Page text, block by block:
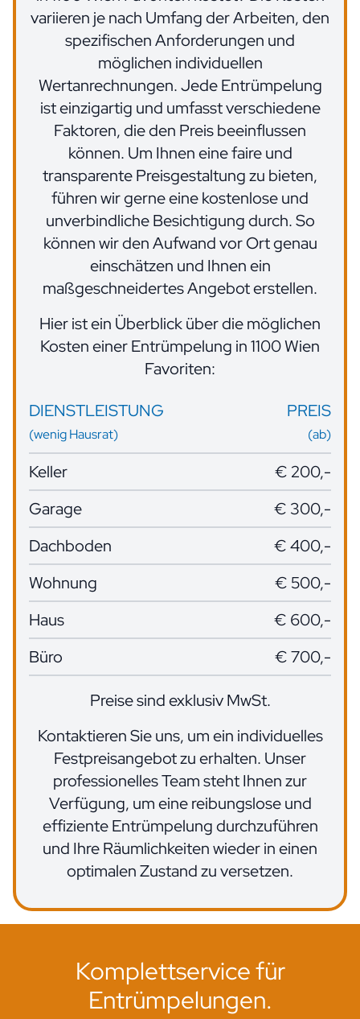
variieren je nach Umfang der Arbeiten, den
spezifischen Anforderungen und
möglichen individuellen
Wertanrechnungen. Jede Entrümpelung
ist einzigartig und umfasst verschiedene
Faktoren, die den Preis beeinflussen
können. Um Ihnen eine faire und
transparente Preisgestaltung zu bieten,
führen wir gerne eine kostenlose und
unverbindliche Besichtigung durch. So
können wir den Aufwand vor Ort genau
einschätzen und Ihnen ein
maßgeschneidertes Angebot erstellen.
Hier ist ein Überblick über die möglichen
Kosten einer Entrümpelung in 1100 Wien
Favoriten:
DIENSTLEISTUNG
(wenig Hausrat)
PREIS
(ab)
Keller
€ 200,-
Garage
€ 300,-
Dachboden
€ 400,-
Wohnung
€ 500,-
Haus
€ 600,-
Büro
€ 700,-
Preise sind exklusiv MwSt.
Kontaktieren Sie uns, um ein individuelles
Festpreisangebot zu erhalten. Unser
professionelles Team steht Ihnen zur
Verfügung, um eine reibungslose und
effiziente Entrümpelung durchzuführen
und Ihre Räumlichkeiten wieder in einen
optimalen Zustand zu versetzen.
Komplettservice für
Entrümpelungen.